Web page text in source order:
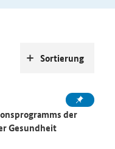
der
Gesundheit
Sortierung